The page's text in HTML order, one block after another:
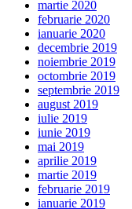
martie 2020
februarie 2020
ianuarie 2020
decembrie 2019
noiembrie 2019
octombrie 2019
septembrie 2019
august 2019
iulie 2019
iunie 2019
mai 2019
aprilie 2019
martie 2019
februarie 2019
ianuarie 2019